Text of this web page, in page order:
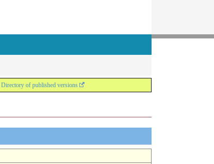
Directory of published versions